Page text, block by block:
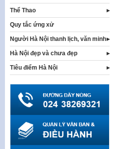
Thể Thao
Quy tắc ứng xử
Người Hà Nội thanh lịch, văn minh
Hà Nội đẹp và chưa đẹp
Tiêu điểm Hà Nội